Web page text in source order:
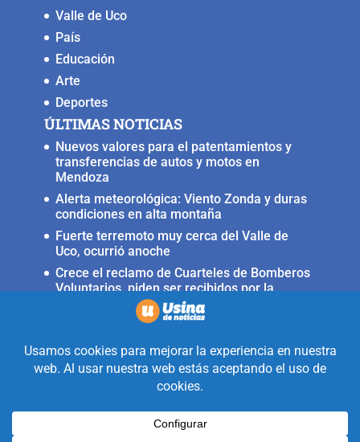
Valle de Uco
País
Educación
Arte
Deportes
ÚLTIMAS NOTICIAS
Nuevos valores para el patentamientos y
transferencias de autos y motos en
Mendoza
Alerta meteorológica: Viento Zonda y duras
condiciones en alta montaña
Fuerte terremoto muy cerca del Valle de
Uco, ocurrió anoche
Crece el reclamo de Cuarteles de Bomberos
Voluntarios, piden ser recibidos por la
Llega a San Carlos la Copa Internacional
Realizado con la mirada equidistante de
alguien a quién solo le interesa
informar que ocurre en Valle de Uco.